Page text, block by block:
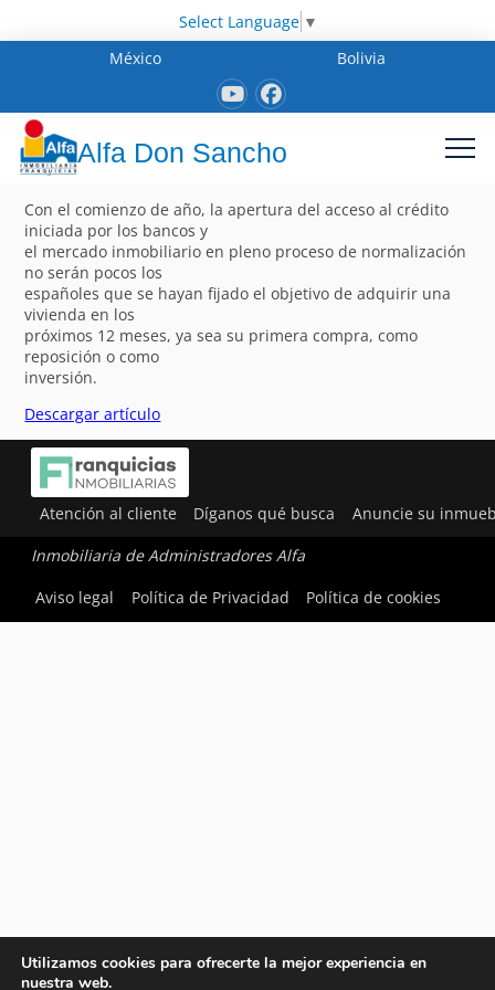
Select Language ▼
México
Bolivia
Alfa Don Sancho
Con el comienzo de año, la apertura del acceso al crédito
iniciada por los bancos y
el mercado inmobiliario en pleno proceso de normalización
no serán pocos los
españoles que se hayan fijado el objetivo de adquirir una
vivienda en los
próximos 12 meses, ya sea su primera compra, como
reposición o como
inversión.
Descargar artículo
Atención al cliente Díganos qué busca Anuncie su
Inmobiliaria de Administradores Alfa
Aviso legal
Política de Privacidad Política de cookies
Utilizamos cookies para ofrecerte la mejor experiencia en
nuestra web.